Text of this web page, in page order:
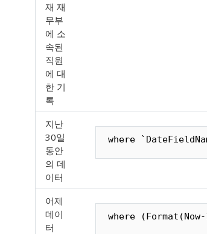
재 재
무부
에 소
속된
직원
에 대
한 기
록
지난
30일
동안
의 데
이터
where
어제
데이
터
where